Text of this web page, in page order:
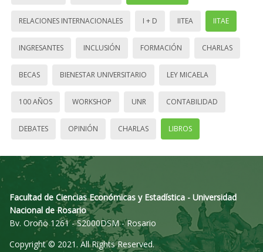
RELACIONES INTERNACIONALES I + D IITEA IITAE
INGRESANTES INCLUSIÓN FORMACIÓN CHARLAS
BECAS BIENESTAR UNIVERSITARIO LEY MICAELA
100 AÑOS WORKSHOP UNR CONTABILIDAD
DEBATES OPINIÓN CHARLAS LIBROS
Facultad de Ciencias Económicas y Estadística - Universidad
Nacional de Rosario
Bv. Oroño 1261 - S2000DSM - Rosario
Copyright © 2021. All Rights Reserved.